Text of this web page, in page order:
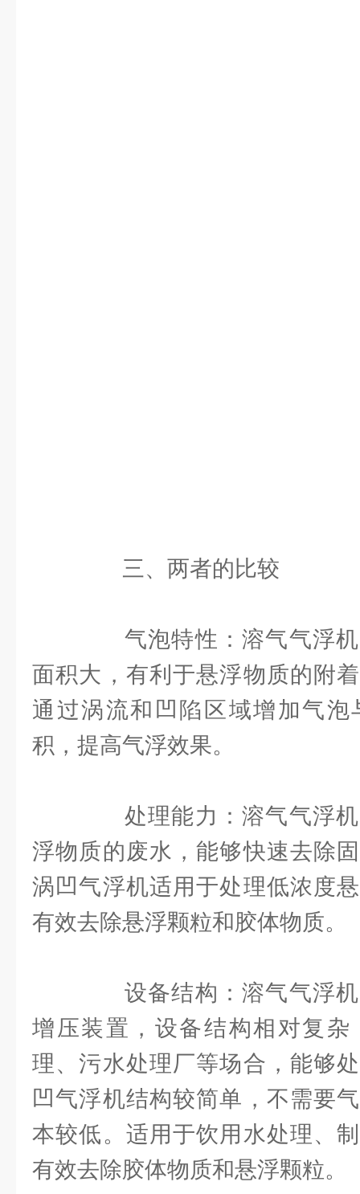
三、两者的比较
气泡特性：溶气气浮机
面积大，有利于悬浮物质的附
通过涡流和凹陷区域增加气
积，提高气浮效果。
处理能力：溶气气浮机
浮物质的废水，能够快速去除
涡凹气浮机适用于处理低浓度
有效去除悬浮颗粒和胶体物质。
设备结构：溶气气浮机
增压装置，设备结构相对复杂
理、污水处理厂等场合，能够
凹气浮机结构较简单，不需要
本较低。适用于饮用水处理、
有效去除胶体物质和悬浮颗粒。